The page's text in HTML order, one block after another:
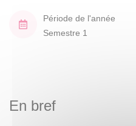
Période de l'année
Semestre 1
En bref